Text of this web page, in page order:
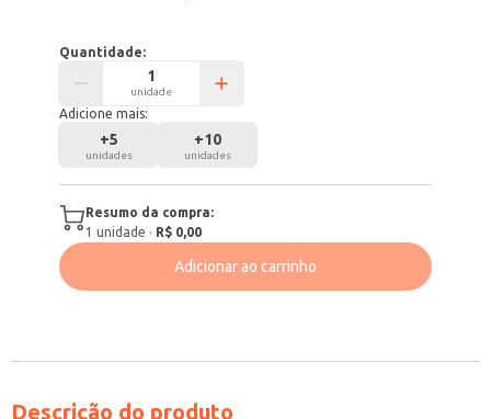
Quantidade:
unidade
Adicione mais:
+5
unidades
+10
unidades
Resumo da compra:
1 unidade · R$ 0,00
Adicionar ao carrinho
Descrição do produto